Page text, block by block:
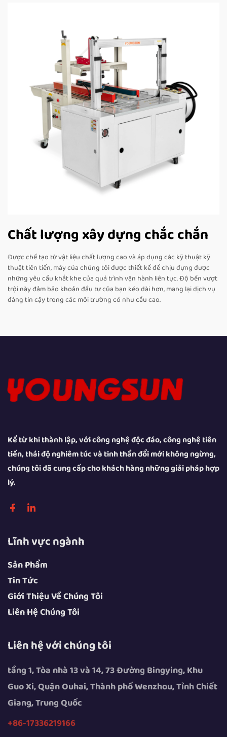
Chất lượng xây dựng chắc chắn
Được chế tạo từ vật liệu chất lượng cao và áp dụng các kỹ thuật kỹ
thuật tiên tiến, máy của chúng tôi được thiết kế để chịu đựng được
những yêu cầu khắt khe của quá trình vận hành liên tục. Độ bền vượt
trội này đảm bảo khoản đầu tư của bạn kéo dài hơn, mang lại dịch vụ
đáng tin cậy trong các môi trường có nhu cầu cao.
Kể từ khi thành lập, với công nghệ độc đáo, công nghệ tiên
tiến, thái độ nghiêm túc và tinh thần đổi mới không ngừng,
chúng tôi đã cung cấp cho khách hàng những giải pháp hợp
lý.
Lĩnh vực ngành
Sản Phẩm
Tin Tức
Giới Thiệu Về Chúng Tôi
Liên Hệ Chúng Tôi
Liên hệ với chúng tôi
tầng 1, Tòa nhà 13 và 14, 73 Đường Bingying, Khu
Guo Xi, Quận Ouhai, Thành phố Wenzhou, Tỉnh Chiết
Giang, Trung Quốc
+86-17336219166